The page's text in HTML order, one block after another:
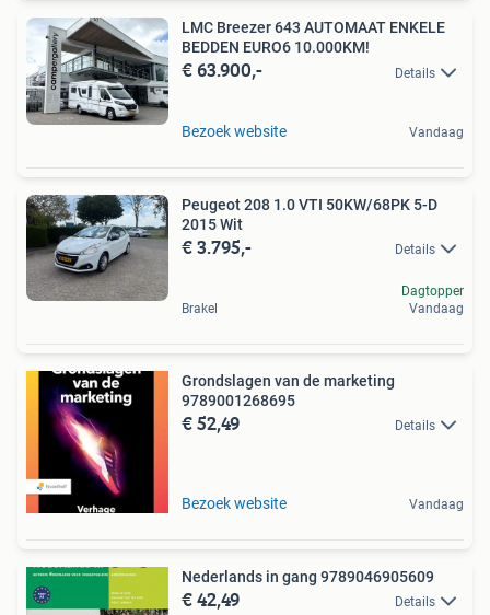
LMC Breezer 643 AUTOMAAT ENKELE
BEDDEN EURO6 10.000KM!
€ 63.900,- Details
Bezoek website Vandaag
Peugeot 208 1.0 VTI 50KW/68PK 5-D
2015 Wit
€ 3.795,- Details
Brakel
Dagtopper
Vandaag
Grondslagen van de marketing
9789001268695
€ 52,49 Details
Bezoek website Vandaag
Nederlands in gang 9789046905609
€ 42,49 Details